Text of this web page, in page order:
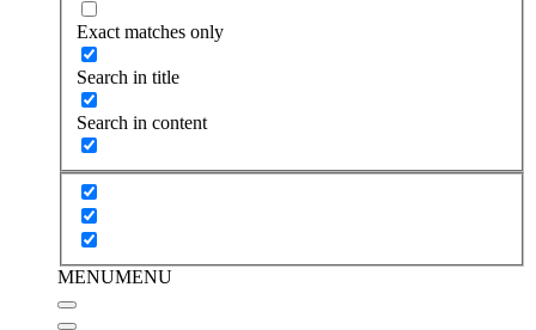
Exact matches only
Search in title
Search in content
MENUMENU